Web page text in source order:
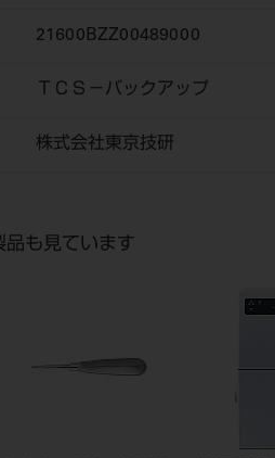
21600BZZ00489000
ＴＣＳ－バックアップ
株式会社東京技研
も見ています